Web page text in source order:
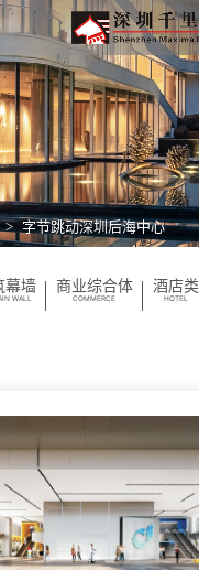
字节跳动深圳后海中心
幕墙
WALL
商业综合体
COMMERCE
酒店类
HOTEL